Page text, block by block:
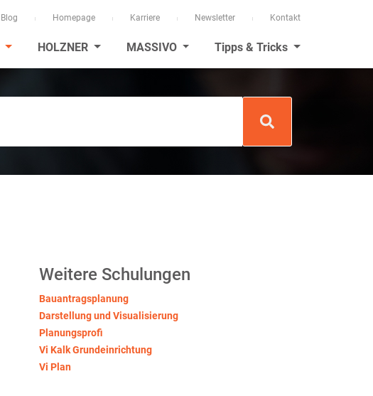
Blog Homepage Karriere Newsletter Kontakt
HOLZNER MASSIVO Tipps & Tricks
Weitere Schulungen
Bauantragsplanung
Darstellung und Visualisierung
Planungsprofi
Vi Kalk Grundeinrichtung
Vi Plan